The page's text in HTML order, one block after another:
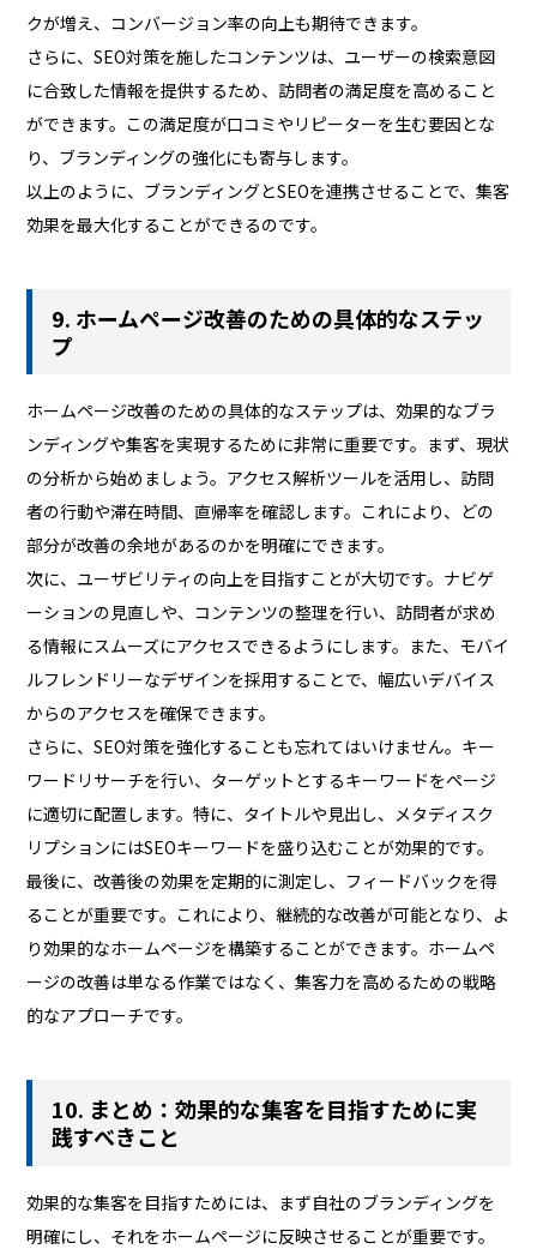
クが増え、コンバージョン率の向上も期待できます。
さらに、SEO対策を施したコンテンツは、ユーザーの検索意図
に合致した情報を提供するため、訪問者の満足度を高めること
ができます。この満足度が口コミやリピーターを生む要因とな
り、ブランディングの強化にも寄与します。
以上のように、ブランディングとSEOを連携させることで、集客
効果を最大化することができるのです。
9. ホームページ改善のための具体的なステッ
プ
ホームページ改善のための具体的なステップは、効果的なブラ
ンディングや集客を実現するために非常に重要です。まず、現状
の分析から始めましょう。アクセス解析ツールを活用し、訪問
者の行動や滞在時間、直帰率を確認します。これにより、どの
部分が改善の余地があるのかを明確にできます。
次に、ユーザビリティの向上を目指すことが大切です。ナビゲ
ーションの見直しや、コンテンツの整理を行い、訪問者が求め
る情報にスムーズにアクセスできるようにします。また、モバイ
ルフレンドリーなデザインを採用することで、幅広いデバイス
からのアクセスを確保できます。
さらに、SEO対策を強化することも忘れてはいけません。キー
ワードリサーチを行い、ターゲットとするキーワードをページ
に適切に配置します。特に、タイトルや見出し、メタディスク
リプションにはSEOキーワードを盛り込むことが効果的です。
最後に、改善後の効果を定期的に測定し、フィードバックを得
ることが重要です。これにより、継続的な改善が可能となり、よ
り効果的なホームページを構築することができます。ホームペ
ージの改善は単なる作業ではなく、集客力を高めるための戦略
的なアプローチです。
10. まとめ：効果的な集客を目指すために実
践すべきこと
効果的な集客を目指すためには、まず自社のブランディングを
明確にし、それをホームページに反映させることが重要です。